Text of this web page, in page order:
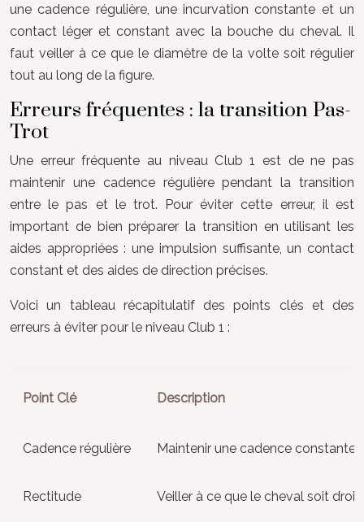
une cadence régulière, une incurvation constante et un
contact léger et constant avec la bouche du cheval. Il
faut veiller à ce que le diamètre de la volte soit régulier
tout au long de la figure.
Erreurs fréquentes : la transition Pas-
Trot
Une erreur fréquente au niveau Club 1 est de ne pas
maintenir une cadence régulière pendant la transition
entre le pas et le trot. Pour éviter cette erreur, il est
important de bien préparer la transition en utilisant les
aides appropriées : une impulsion suffisante, un contact
constant et des aides de direction précises.
Voici un tableau récapitulatif des points clés et des
erreurs à éviter pour le niveau Club 1 :
Point Clé Description
Cadence régulière Maintenir une cadence constante
Rectitude Veiller à ce que le cheval soit